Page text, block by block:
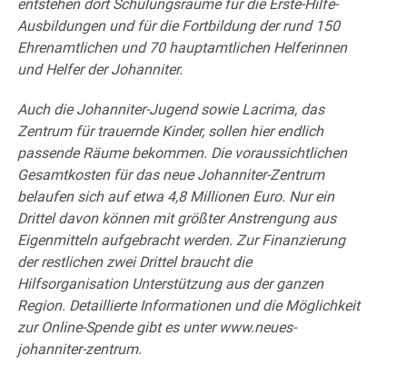
entstehen dort Schulungsräume für die Erste-Hilfe-
Ausbildungen und für die Fortbildung der rund 150
Ehrenamtlichen und 70 hauptamtlichen Helferinnen
und Helfer der Johanniter.
Auch die Johanniter-Jugend sowie Lacrima, das
Zentrum für trauernde Kinder, sollen hier endlich
passende Räume bekommen. Die voraussichtlichen
Gesamtkosten für das neue Johanniter-Zentrum
belaufen sich auf etwa 4,8 Millionen Euro. Nur ein
Drittel davon können mit größter Anstrengung aus
Eigenmitteln aufgebracht werden. Zur Finanzierung
der restlichen zwei Drittel braucht die
Hilfsorganisation Unterstützung aus der ganzen
Region. Detaillierte Informationen und die Möglichkeit
zur Online-Spende gibt es unter www.neues-
johanniter-zentrum.